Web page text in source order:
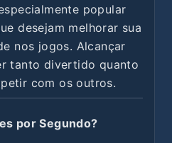
popular
desejam melhorar sua
nos jogos. Alcançar
tanto divertido quanto
com os outros.
por Segundo?